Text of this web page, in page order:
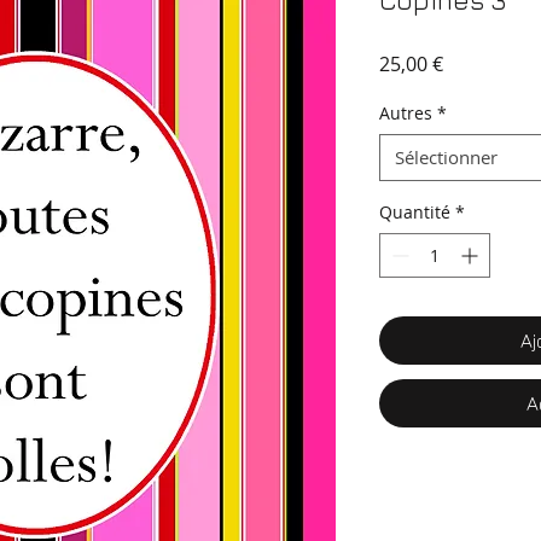
25,00 €Prix
Autres *
Sélectionner
Quantité *